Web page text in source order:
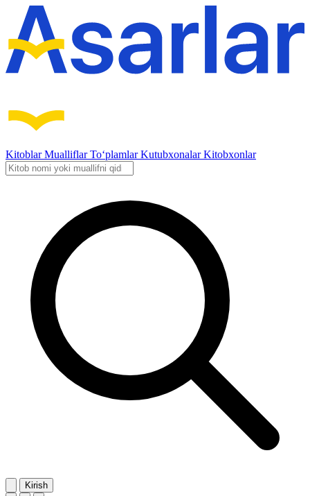
KitoblarMualliflarTo‘plamlarKutubxonalarKitobxonlar
Kirish